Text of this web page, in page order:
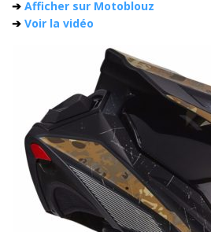
➔ Afficher sur Motoblouz
➔ Voir la vidéo